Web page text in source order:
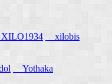
xilobis
Yothaka